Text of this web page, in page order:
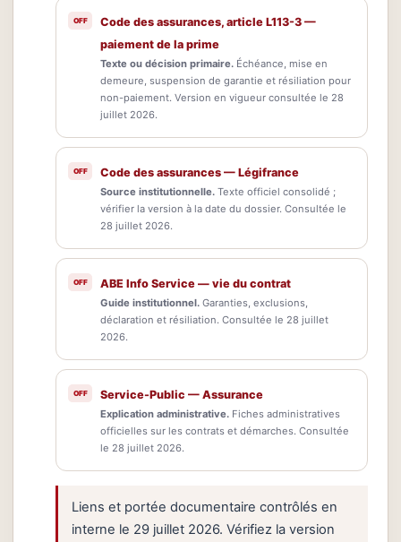
Code des assurances, article L113-3 —
paiement de la prime
Texte ou décision primaire. Échéance, mise en
demeure, suspension de garantie et résiliation pour
non-paiement. Version en vigueur consultée le 28
juillet 2026.
Code des assurances — Légifrance
Source institutionnelle. Texte officiel consolidé ;
vérifier la version à la date du dossier. Consultée le
28 juillet 2026.
ABE Info Service — vie du contrat
Guide institutionnel. Garanties, exclusions,
déclaration et résiliation. Consultée le 28 juillet
2026.
Service-Public — Assurance
Explication administrative. Fiches administratives
officielles sur les contrats et démarches. Consultée
le 28 juillet 2026.
Liens et portée documentaire contrôlés en
interne le 29 juillet 2026. Vérifiez la version